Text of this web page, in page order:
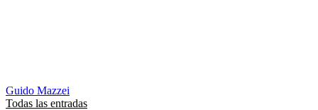
Guido Mazzei
Todas las entradas